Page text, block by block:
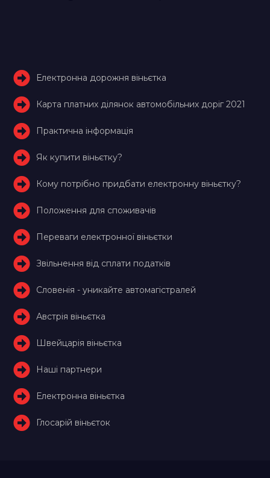
Електронна дорожня віньєтка
Карта платних ділянок автомобільних доріг 2021
Практична інформація
Як купити віньєтку?
Кому потрібно придбати електронну віньєтку?
Положення для споживачів
Переваги електронної віньєтки
Звільнення від сплати податків
Словенія - уникайте автомагістралей
Австрія віньєтка
Швейцарія віньєтка
Наші партнери
Електронна віньєтка
Глосарій віньєток